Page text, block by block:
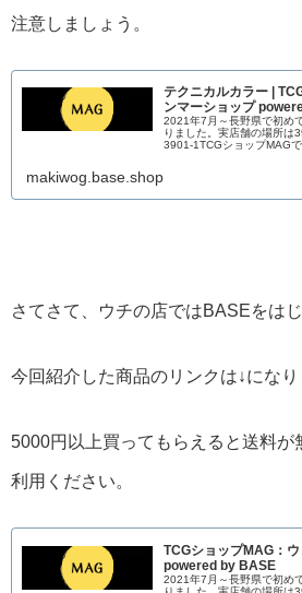
注意しましょう。
テクニカルカラー |
ンマーショップ
2021年7月～長野県で初め
りました。実店舗の場所は
3901-1TCGショップMAG
makiwog.base.shop
さてさて、ウチの店ではBASEをはじ
今回紹介した商品のリンクは↓になり
5000円以上買ってもらえると送料が
利用ください。
TCGショップMAG：
powered by BASE
2021年7月～長野県で初め